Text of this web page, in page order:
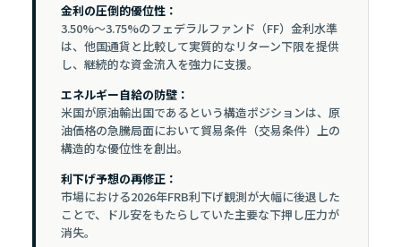
金利の圧倒的優位性：
3.50%〜3.75%のフェデラルファンド（FF）金利水準
は、他国通貨と比較して実質的なリターン下限を提供
し、継続的な資金流入を強力に支援。
エネルギー自給の防壁：
米国が原油輸出国であるという構造ポジションは、原
油価格の急騰局面において貿易条件（交易条件）上の
構造的な優位性を創出。
利下げ予想の再修正：
市場における2026年FRB利下げ観測が大幅に後退した
ことで、ドル安をもたらしていた主要な下押し圧力が
消失。